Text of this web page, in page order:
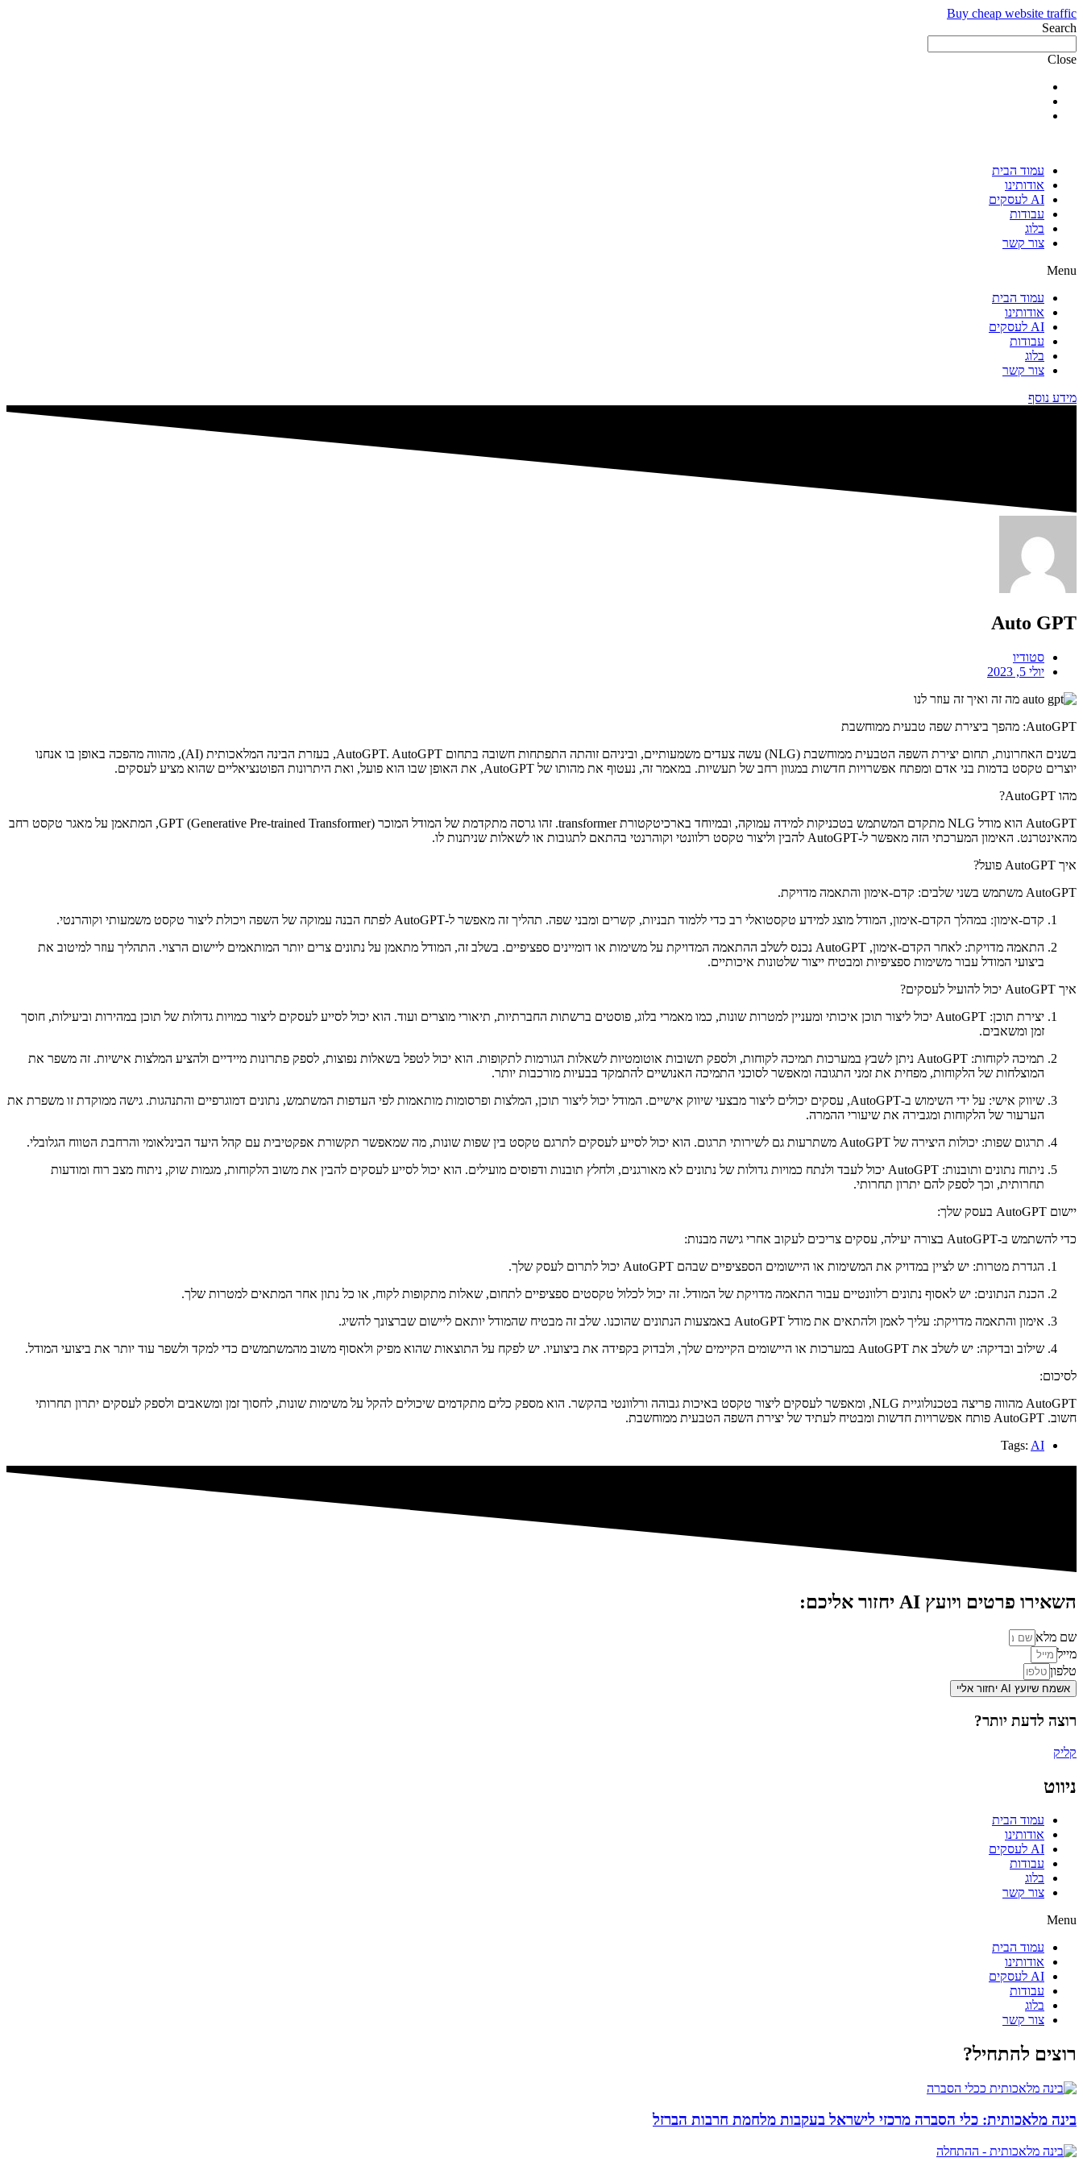
Buy cheap website traffic
Search
Close
עמוד הבית
אודותינו
AI לעסקים
עבודות
בלוג
צור קשר
Menu
עמוד הבית
אודותינו
AI לעסקים
עבודות
בלוג
צור קשר
מידע נוסף
Auto GPT
סטודיו
יולי 5, 2023
AutoGPT: מהפך ביצירת שפה טבעית ממוחשבת
בשנים האחרונות, תחום יצירת השפה הטבעית ממוחשבת (NLG) עשה צעדים משמעותיים, וביניהם זוהתה התפתחות חשובה בתחום AutoGPT. AutoGPT, בעזרת הבינה המלאכותית (AI), מהווה מהפכה באופן בו אנחנו
יוצרים טקסט בדמות בני אדם ומפתח אפשרויות חדשות במגוון רחב של תעשיות. במאמר זה, נעטוף את מהותו של AutoGPT, את האופן שבו הוא פועל, ואת היתרונות הפוטנציאליים שהוא מציע לעסקים.
מהו AutoGPT?
AutoGPT הוא מודל NLG מתקדם המשתמש בטכניקות למידה עמוקה, ובמיוחד בארכיטקטורת transformer. זהו גרסה מתקדמת של המודל המוכר GPT (Generative Pre-trained Transformer), המתאמן על מאגר טקסט רחב
מהאינטרנט. האימון המערכתי הזה מאפשר ל-AutoGPT להבין וליצור טקסט רלוונטי וקוהרנטי בהתאם לתגובות או לשאלות שניתנות לו.
איך AutoGPT פועל?
AutoGPT משתמש בשני שלבים: קדם-אימון והתאמה מדויקת.
קדם-אימון: במהלך הקדם-אימון, המודל מוצג למידע טקסטואלי רב כדי ללמוד תבניות, קשרים ומבני שפה. תהליך זה מאפשר ל-AutoGPT לפתח הבנה עמוקה של השפה ויכולת ליצור טקסט משמעותי וקוהרנטי.
התאמה מדויקת: לאחר הקדם-אימון, AutoGPT נכנס לשלב ההתאמה המדויקת על משימות או דומיינים ספציפיים. בשלב זה, המודל מתאמן על נתונים צרים יותר המותאמים ליישום הרצוי. התהליך עוזר למיטוב את
ביצועי המודל עבור משימות ספציפיות ומבטיח ייצור שלטונות איכותיים.
איך AutoGPT יכול להועיל לעסקים?
יצירת תוכן: AutoGPT יכול ליצור תוכן איכותי ומעניין למטרות שונות, כמו מאמרי בלוג, פוסטים ברשתות החברתיות, תיאורי מוצרים ועוד. הוא יכול לסייע לעסקים ליצור כמויות גדולות של תוכן במהירות וביעילות, חוסך
זמן ומשאבים.
תמיכה לקוחות: AutoGPT ניתן לשבץ במערכות תמיכה לקוחות, ולספק תשובות אוטומטיות לשאלות הגורמות לתקופות. הוא יכול לטפל בשאלות נפוצות, לספק פתרונות מיידיים ולהציע המלצות אישיות. זה משפר את
המוצלחות של הלקוחות, מפחית את זמני התגובה ומאפשר לסוכני התמיכה האנושיים להתמקד בבעיות מורכבות יותר.
שיווק אישי: על ידי השימוש ב-AutoGPT, עסקים יכולים ליצור מבצעי שיווק אישיים. המודל יכול ליצור תוכן, המלצות ופרסומות מותאמות לפי העדפות המשתמש, נתונים דמוגרפיים והתנהגות. גישה ממוקדת זו משפרת את
הערעור של הלקוחות ומגבירה את שיעורי ההמרה.
תרגום שפות: יכולות היצירה של AutoGPT משתרעות גם לשירותי תרגום. הוא יכול לסייע לעסקים לתרגם טקסט בין שפות שונות, מה שמאפשר תקשורת אפקטיבית עם קהל היעד הבינלאומי והרחבת הטווח הגלובלי.
ניתוח נתונים ותובנות: AutoGPT יכול לעבד ולנתח כמויות גדולות של נתונים לא מאורגנים, ולחלץ תובנות ודפוסים מועילים. הוא יכול לסייע לעסקים להבין את משוב הלקוחות, מגמות שוק, ניתוח מצב רוח ומודעות
תחרותית, וכך לספק להם יתרון תחרותי.
יישום AutoGPT בעסק שלך:
כדי להשתמש ב-AutoGPT בצורה יעילה, עסקים צריכים לעקוב אחרי גישה מבנות:
הגדרת מטרות: יש לציין במדויק את המשימות או היישומים הספציפיים שבהם AutoGPT יכול לתרום לעסק שלך.
הכנת הנתונים: יש לאסוף נתונים רלוונטיים עבור התאמה מדויקת של המודל. זה יכול לכלול טקסטים ספציפיים לתחום, שאלות מתקופות לקוח, או כל נתון אחר המתאים למטרות שלך.
אימון והתאמה מדויקת: עליך לאמן ולהתאים את מודל AutoGPT באמצעות הנתונים שהוכנו. שלב זה מבטיח שהמודל יותאם ליישום שברצונך להשיג.
שילוב ובדיקה: יש לשלב את AutoGPT במערכות או היישומים הקיימים שלך, ולבדוק בקפידה את ביצועיו. יש לפקח על התוצאות שהוא מפיק ולאסוף משוב מהמשתמשים כדי למקד ולשפר עוד יותר את ביצועי המודל.
לסיכום:
AutoGPT מהווה פריצה בטכנולוגיית NLG, ומאפשר לעסקים ליצור טקסט באיכות גבוהה ורלוונטי בהקשר. הוא מספק כלים מתקדמים שיכולים להקל על משימות שונות, לחסוך זמן ומשאבים ולספק לעסקים יתרון תחרותי
חשוב. AutoGPT פותח אפשרויות חדשות ומבטיח לעתיד של יצירת השפה הטבעית ממוחשבת.
Tags: AI
השאירו פרטים ויועץ AI יחזור אליכם:
שם מלא
מייל
טלפון
אשמח שיועץ AI יחזור אליי
רוצה לדעת יותר?
קליק
ניווט
עמוד הבית
אודותינו
AI לעסקים
עבודות
בלוג
צור קשר
Menu
עמוד הבית
אודותינו
AI לעסקים
עבודות
בלוג
צור קשר
רוצים להתחיל?
בינה מלאכותית: כלי הסברה מרכזי לישראל בעקבות מלחמת חרבות הברזל